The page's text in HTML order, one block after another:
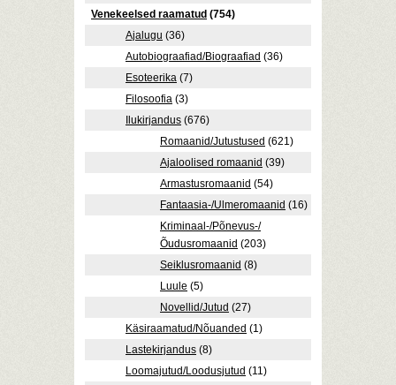
Venekeelsed raamatud (754)
Ajalugu (36)
Autobiograafiad/Biograafiad (36)
Esoteerika (7)
Filosoofia (3)
Ilukirjandus (676)
Romaanid/Jutustused (621)
Ajaloolised romaanid (39)
Armastusromaanid (54)
Fantaasia-/Ulmeromaanid (16)
Kriminaal-/Põnevus-/
Õudusromaanid (203)
Seiklusromaanid (8)
Luule (5)
Novellid/Jutud (27)
Käsiraamatud/Nõuanded (1)
Lastekirjandus (8)
Loomajutud/Loodusjutud (11)